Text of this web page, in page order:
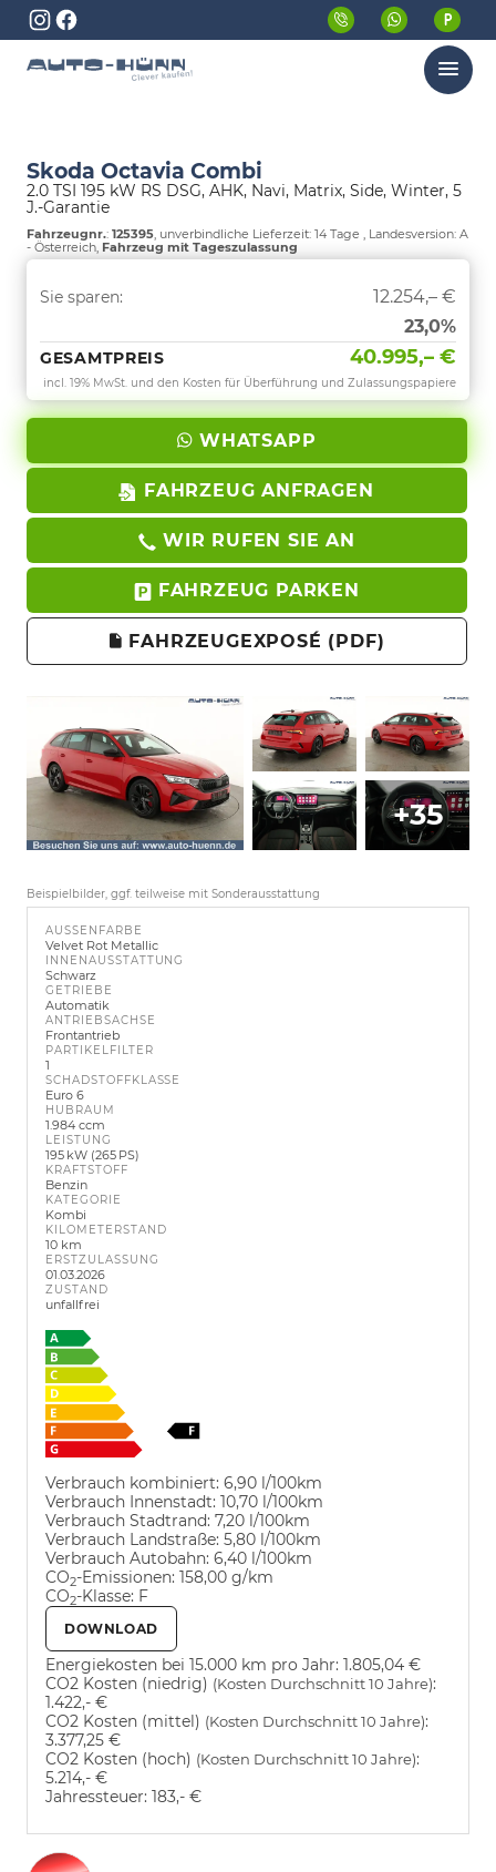
Menü
Skoda Octavia Combi
2.0 TSI 195 kW RS DSG, AHK, Navi, Matrix, Side, Winter, 5
J.-Garantie
Fahrzeugnr.: 125395, unverbindliche Lieferzeit: 14 Tage , Landesversion: A
- Österreich, Fahrzeug mit Tageszulassung
Sie sparen:
12.254,– €
23,0%
GESAMTPREIS 40.995,– €
incl. 19% MwSt. und den Kosten für Überführung und Zulassungspapiere
WHATSAPP
FAHRZEUG ANFRAGEN
WIR RUFEN SIE AN
FAHRZEUG PARKEN
FAHRZEUGEXPOSÉ (PDF)
+35
Beispielbilder, ggf. teilweise mit Sonderausstattung
AUSSENFARBE
Velvet Rot Metallic
INNENAUSSTATTUNG
Schwarz
GETRIEBE
Automatik
ANTRIEBSACHSE
Frontantrieb
PARTIKELFILTER
1
SCHADSTOFFKLASSE
Euro 6
HUBRAUM
1.984 ccm
LEISTUNG
195 kW (265 PS)
KRAFTSTOFF
Benzin
KATEGORIE
Kombi
KILOMETERSTAND
10 km
ERSTZULASSUNG
01.03.2026
ZUSTAND
unfallfrei
Verbrauch kombiniert: 6,90 l/100km
Verbrauch Innenstadt: 10,70 l/100km
Verbrauch Stadtrand: 7,20 l/100km
Verbrauch Landstraße: 5,80 l/100km
Verbrauch Autobahn: 6,40 l/100km
CO2-Emissionen: 158,00 g/km
CO2-Klasse: F
DOWNLOAD
Energiekosten bei 15.000 km pro Jahr: 1.805,04 €
CO2 Kosten (niedrig) (Kosten Durchschnitt 10 Jahre):
1.422,- €
CO2 Kosten (mittel) (Kosten Durchschnitt 10 Jahre):
3.377,25 €
CO2 Kosten (hoch) (Kosten Durchschnitt 10 Jahre):
5.214,- €
Jahressteuer: 183,- €